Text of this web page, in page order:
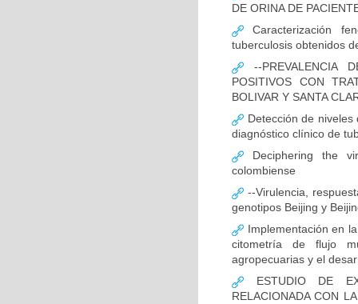
DE ORINA DE
Caracterización
tuberculosis obtenidos
--PREVALENCIA
POSITIVOS CON
BOLIVAR Y SANTA
Detección de
diagnóstico clínico de
Deciphering the
colombiense
--Virulencia,
genotipos Beijing y
Implementación en
citometría de flujo
agropecuarias y el
ESTUDIO DE
RELACIONADA CON